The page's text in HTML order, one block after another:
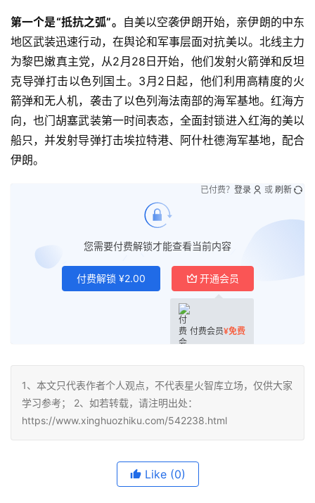
第一个是“抵抗之弧”。 自美以空袭伊朗开始，亲伊朗的中东
地区武装迅速行动，在舆论和军事层面对抗美以。北线主力
为黎巴嫩真主党，从2月28日开始，他们发射火箭弹和反坦
克导弹打击以色列国土。3月2日起，他们利用高精度的火
箭弹和无人机，袭击了以色列海法南部的海军基地。红海方
向，也门胡塞武装第一时间表态，全面封锁进入红海的美以
船只，并发射导弹打击埃拉特港、阿什杜德海军基地，配合
伊朗。
您需要付费解锁才能查看当前内容
付费解锁 ¥2.00 开通会员
付费会员¥免费
已付费？ 登录 或 刷新
1、本文只代表作者个人观点，不代表星火智库立场，仅供大家
学习参考； 2、如若转载，请注明出处：
https://www.xinghuozhiku.com/542238.html
Like (0)